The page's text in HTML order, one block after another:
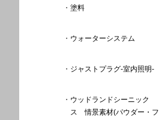
塗料
ウォーターシステム
ジャストプラグ-室内照明-
ウッドランドシーニック
ス 情景素材(パウダー・フ